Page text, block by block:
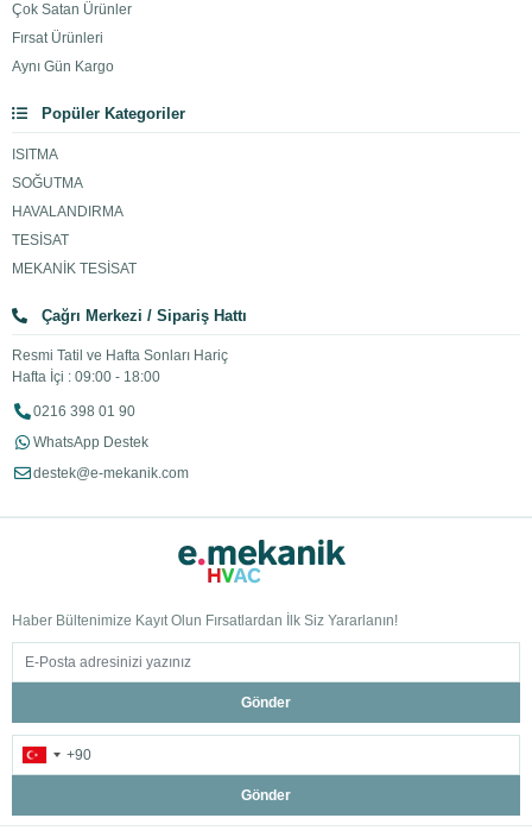
Çok Satan Ürünler
Fırsat Ürünleri
Aynı Gün Kargo
Popüler Kategoriler
ISITMA
SOĞUTMA
HAVALANDIRMA
TESİSAT
MEKANİK TESİSAT
Çağrı Merkezi / Sipariş Hattı
Resmi Tatil ve Hafta Sonları Hariç
Hafta İçi : 09:00 - 18:00
0216 398 01 90
WhatsApp Destek
destek@e-mekanik.com
Haber Bültenimize Kayıt Olun Fırsatlardan İlk Siz Yararlanın!
Gönder
Gönder